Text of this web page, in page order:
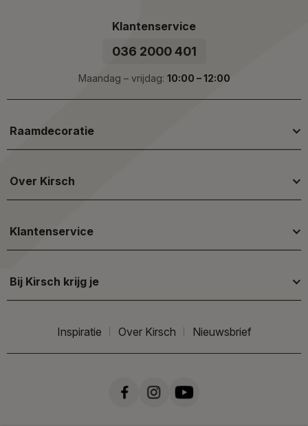
Klantenservice
036 2000 401
Maandag – vrijdag: 10:00 – 12:00
Raamdecoratie
Over Kirsch
Klantenservice
Bij Kirsch krijg je
Inspiratie Over Kirsch Nieuwsbrief